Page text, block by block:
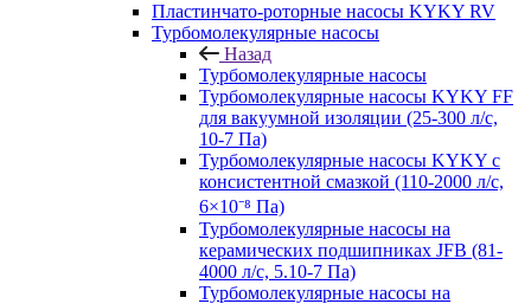
Пластинчато-роторные насосы KYKY RV
Турбомолекулярные насосы
Назад
Турбомолекулярные насосы
Турбомолекулярные насосы KYKY FF
для вакуумной изоляции (25-300 л/с,
10-7 Па)
Турбомолекулярные насосы KYKY с
консистентной смазкой (110-2000 л/с,
6×10⁻⁸ Па)
Турбомолекулярные насосы на
керамических подшипниках JFB (81-
4000 л/с, 5.10-7 Па)
Турбомолекулярные насосы на